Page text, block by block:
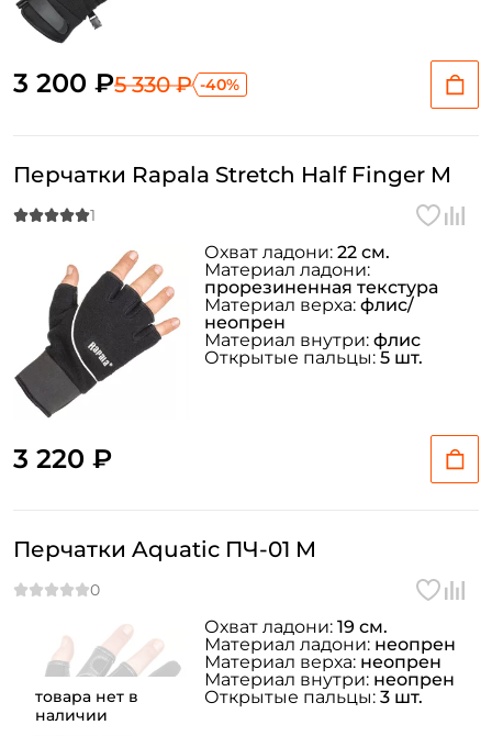
3 200 ₽5 330 ₽ -40%
Перчатки Rapala Stretch Half Finger M
3 220 ₽
Охват ладони: 22 см.
Материал ладони:
прорезиненная текстура
Материал верха: флис/
неопрен
Материал внутри: флис
Открытые пальцы: 5 шт.
товара нет в
наличии
Перчатки Aquatic ПЧ-01 M
Охват ладони: 19 см.
Материал ладони: неопрен
Материал верха: неопрен
Материал внутри: неопрен
Открытые пальцы: 3 шт.